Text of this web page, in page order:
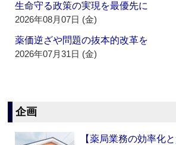
生命守る政策の実現を最優先に
2026年08月07日 (金)
薬価逆ざや問題の抜本的改革を
2026年07月31日 (金)
企画
【薬局業務の効率化